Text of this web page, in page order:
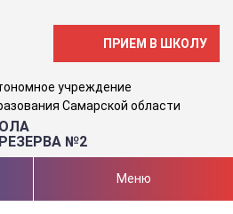
ПРИЕМ В ШКОЛУ
учреждение
Самарской области
№2
Меню